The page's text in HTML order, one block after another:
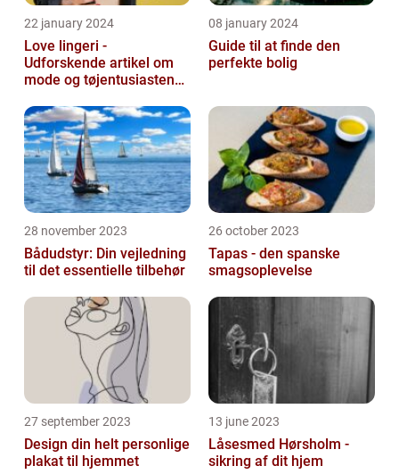
22 january 2024
Love lingeri -
Udforskende artikel om
mode og tøjentusiastens
08 january 2024
Guide til at finde den
perfekte bolig
28 november 2023
Bådudstyr: Din vejledning
til det essentielle tilbehør
26 october 2023
Tapas - den spanske
smagsoplevelse
27 september 2023
Design din helt personlige
plakat til hjemmet
13 june 2023
Låsesmed Hørsholm -
sikring af dit hjem